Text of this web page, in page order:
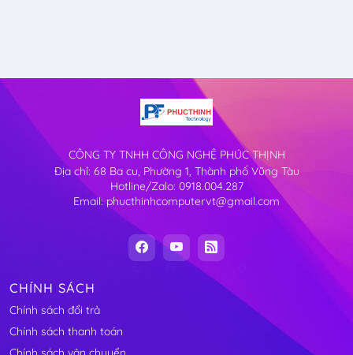
CÔNG TY TNHH CÔNG NGHỆ PHÚC THỊNH
Địa chỉ: 68 Ba cu, Phường 1, Thành phố Vũng Tàu
Hotline/Zalo: 0918.004.287
Email: phucthinhcomputervt@gmail.com
CHÍNH SÁCH
Chính sách đổi trả
Chính sách thanh toán